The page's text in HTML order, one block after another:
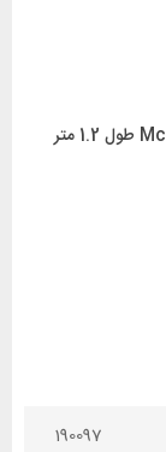
کابل تایپ سی مگنتی مک دودو Mcdodo CA-5650 طول 1.2 متر
190097